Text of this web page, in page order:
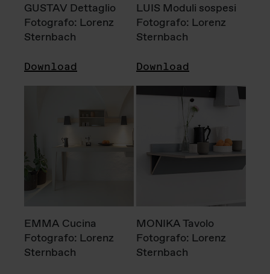
GUSTAV Dettaglio
Fotografo: Lorenz
Sternbach
Download
LUIS Moduli sospesi
Fotografo: Lorenz
Sternbach
Download
EMMA Cucina
Fotografo: Lorenz
Sternbach
MONIKA Tavolo
Fotografo: Lorenz
Sternbach